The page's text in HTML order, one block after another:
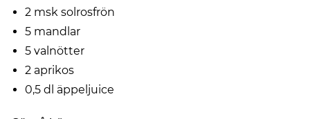
2 msk solrosfrön
5 mandlar
5 valnötter
2 aprikos
0,5 dl äppeljuice